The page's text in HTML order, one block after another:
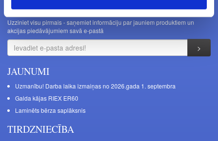
JAUNUMI E-PASTĀ
Uzziniet visu pirmais - saņemiet informāciju par jauniem produktiem un
akcijas piedāvājumiem savā e-pastā
JAUNUMI
Uzmanību! Darba laika izmaiņas no 2026.gada 1. septembra
Galda kājas RIEX ER60
Laminēts bērza saplāksnis
TIRDZNIECĪBA